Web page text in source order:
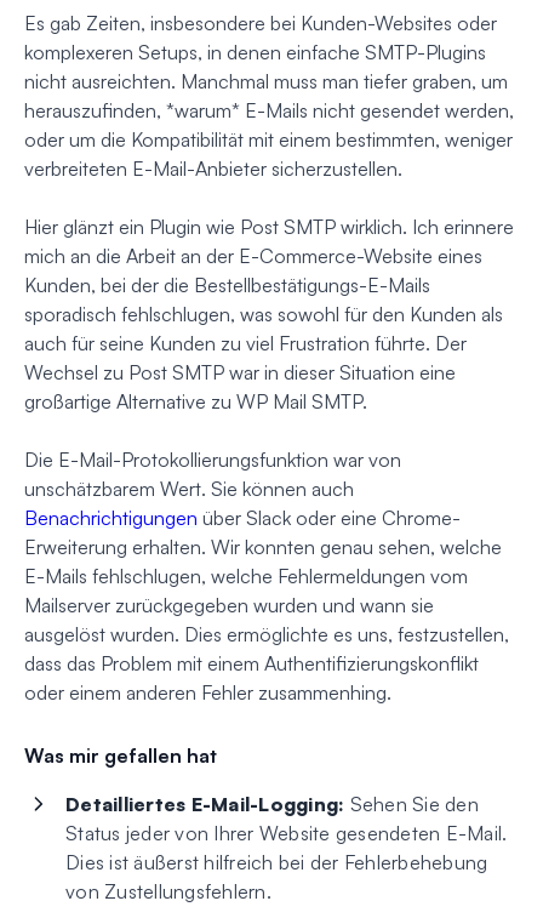
Es gab Zeiten, insbesondere bei Kunden-Websites oder
komplexeren Setups, in denen einfache SMTP-Plugins
nicht ausreichten. Manchmal muss man tiefer graben, um
herauszufinden, *warum* E-Mails nicht gesendet werden,
oder um die Kompatibilität mit einem bestimmten, weniger
verbreiteten E-Mail-Anbieter sicherzustellen.
Hier glänzt ein Plugin wie Post SMTP wirklich. Ich erinnere
mich an die Arbeit an der E-Commerce-Website eines
Kunden, bei der die Bestellbestätigungs-E-Mails
sporadisch fehlschlugen, was sowohl für den Kunden als
auch für seine Kunden zu viel Frustration führte. Der
Wechsel zu Post SMTP war in dieser Situation eine
großartige Alternative zu WP Mail SMTP.
Die E-Mail-Protokollierungsfunktion war von
unschätzbarem Wert. Sie können auch
Benachrichtigungen über Slack oder eine Chrome-
Erweiterung erhalten. Wir konnten genau sehen, welche
E-Mails fehlschlugen, welche Fehlermeldungen vom
Mailserver zurückgegeben wurden und wann sie
ausgelöst wurden. Dies ermöglichte es uns, festzustellen,
dass das Problem mit einem Authentifizierungskonflikt
oder einem anderen Fehler zusammenhing.
Was mir gefallen hat
Detailliertes E-Mail-Logging: Sehen Sie den
Status jeder von Ihrer Website gesendeten E-Mail.
Dies ist äußerst hilfreich bei der Fehlerbehebung
von Zustellungsfehlern.